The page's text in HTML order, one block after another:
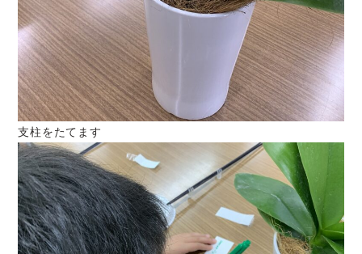
支柱をたてます